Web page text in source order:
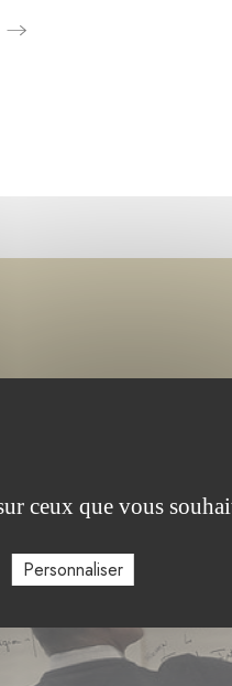
APPEL(S) À PROJET
ceux que vous
Personnaliser